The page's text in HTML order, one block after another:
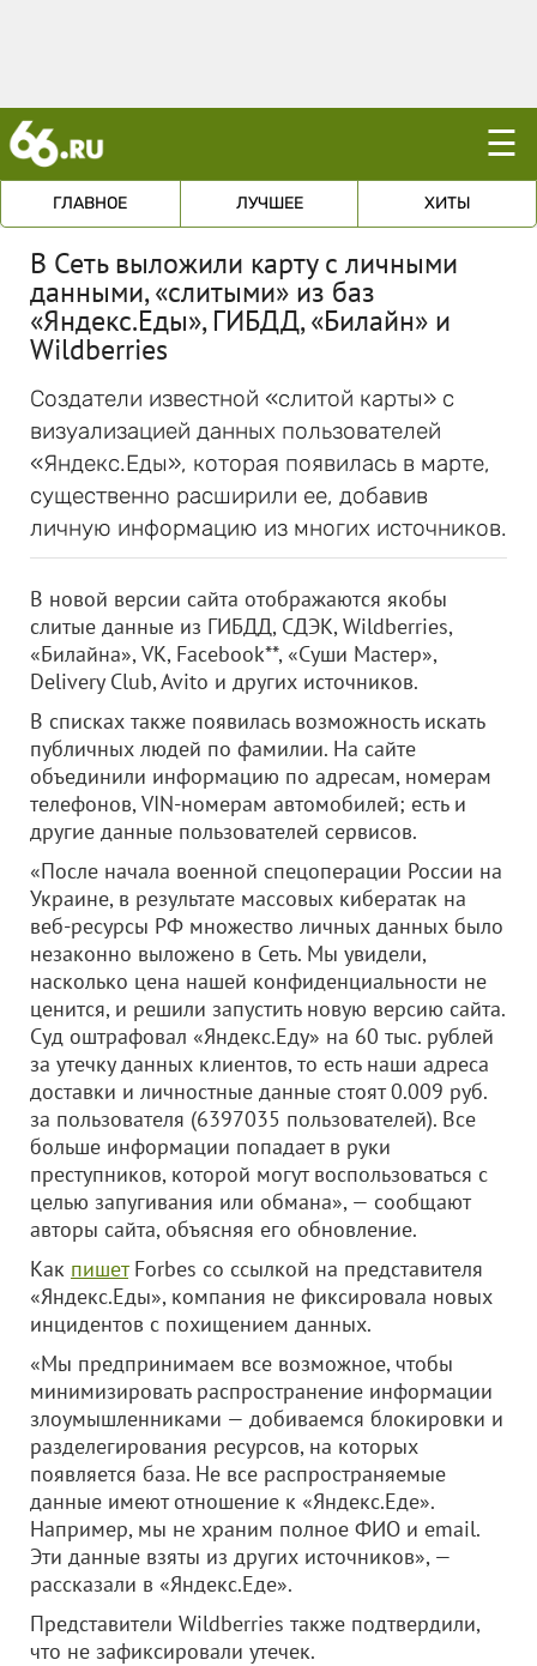
☰
ГЛАВНОЕ ЛУЧШЕЕ ХИТЫ
В Сеть выложили карту с личными
данными, «слитыми» из баз
«Яндекс.Еды», ГИБДД, «Билайн» и
Wildberries
Создатели известной «слитой карты» с
визуализацией данных пользователей
«Яндекс.Еды», которая появилась в марте,
существенно расширили ее, добавив
личную информацию из многих источников.
В новой версии сайта отображаются якобы
слитые данные из ГИБДД, СДЭК, Wildberries,
«Билайна», VK, Facebook**, «Суши Мастер»,
Delivery Club, Avito и других источников.
В списках также появилась возможность искать
публичных людей по фамилии. На сайте
объединили информацию по адресам, номерам
телефонов, VIN-номерам автомобилей; есть и
другие данные пользователей сервисов.
«После начала военной спецоперации России на
Украине, в результате массовых кибератак на
веб-ресурсы РФ множество личных данных было
незаконно выложено в Сеть. Мы увидели,
насколько цена нашей конфиденциальности не
ценится, и решили запустить новую версию сайта.
Суд оштрафовал «Яндекс.Еду» на 60 тыс. рублей
за утечку данных клиентов, то есть наши адреса
доставки и личностные данные стоят 0.009 руб.
за пользователя (6397035 пользователей). Все
больше информации попадает в руки
преступников, которой могут воспользоваться с
целью запугивания или обмана», — сообщают
авторы сайта, объясняя его обновление.
Как пишетForbes со ссылкой на представителя
«Яндекс.Еды», компания не фиксировала новых
инцидентов с похищением данных.
«Мы предпринимаем все возможное, чтобы
минимизировать распространение информации
злоумышленниками — добиваемся блокировки и
разделегирования ресурсов, на которых
появляется база. Не все распространяемые
данные имеют отношение к «Яндекс.Еде».
Например, мы не храним полное ФИО и email.
Эти данные взяты из других источников», —
рассказали в «Яндекс.Еде».
Представители Wildberries также подтвердили,
что не зафиксировали утечек.